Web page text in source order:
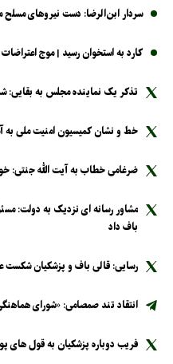
سردار ابن‌الرضا: دست نیرو‌های
کارد به استخوان رسید | موج
تذکر یک نماینده مجلس به بقایی:
خط و نشان کمیسیون امنیت ملی به
ضرغامی خطاب به آیت الله جنتی:
مشاور رسانه ای نزدیک به دولت:
باف داد
رسایی: قالی باف و پزشکیان شکست
انتقاد تند صمصامی: «شورای
فریب دوباره پزشکیان به قول های